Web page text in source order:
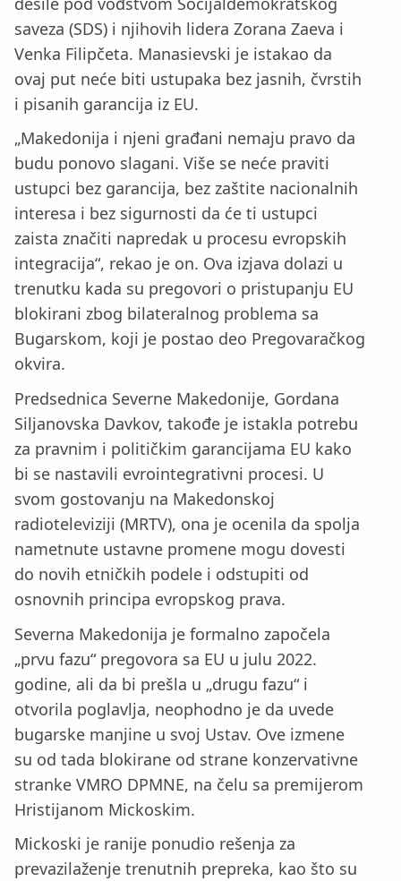
saveza (SDS) i njihovih lidera Zorana Zaeva i
Venka Filipčeta. Manasievski je istakao da
ovaj put neće biti ustupaka bez jasnih, čvrstih
i pisanih garancija iz EU.
„Makedonija i njeni građani nemaju pravo da
budu ponovo slagani. Više se neće praviti
ustupci bez garancija, bez zaštite nacionalnih
interesa i bez sigurnosti da će ti ustupci
zaista značiti napredak u procesu evropskih
integracija“, rekao je on. Ova izjava dolazi u
trenutku kada su pregovori o pristupanju EU
blokirani zbog bilateralnog problema sa
Bugarskom, koji je postao deo Pregovaračkog
okvira.
Predsednica Severne Makedonije, Gordana
Siljanovska Davkov, takođe je istakla potrebu
za pravnim i političkim garancijama EU kako
bi se nastavili evrointegrativni procesi. U
svom gostovanju na Makedonskoj
radioteleviziji (MRTV), ona je ocenila da spolja
nametnute ustavne promene mogu dovesti
do novih etničkih podele i odstupiti od
osnovnih principa evropskog prava.
Severna Makedonija je formalno započela
„prvu fazu“ pregovora sa EU u julu 2022.
godine, ali da bi prešla u „drugu fazu“ i
otvorila poglavlja, neophodno je da uvede
bugarske manjine u svoj Ustav. Ove izmene
su od tada blokirane od strane konzervativne
stranke VMRO DPMNE, na čelu sa premijerom
Hristijanom Mickoskim.
Mickoski je ranije ponudio rešenja za
prevazilaženje trenutnih prepreka, kao što su